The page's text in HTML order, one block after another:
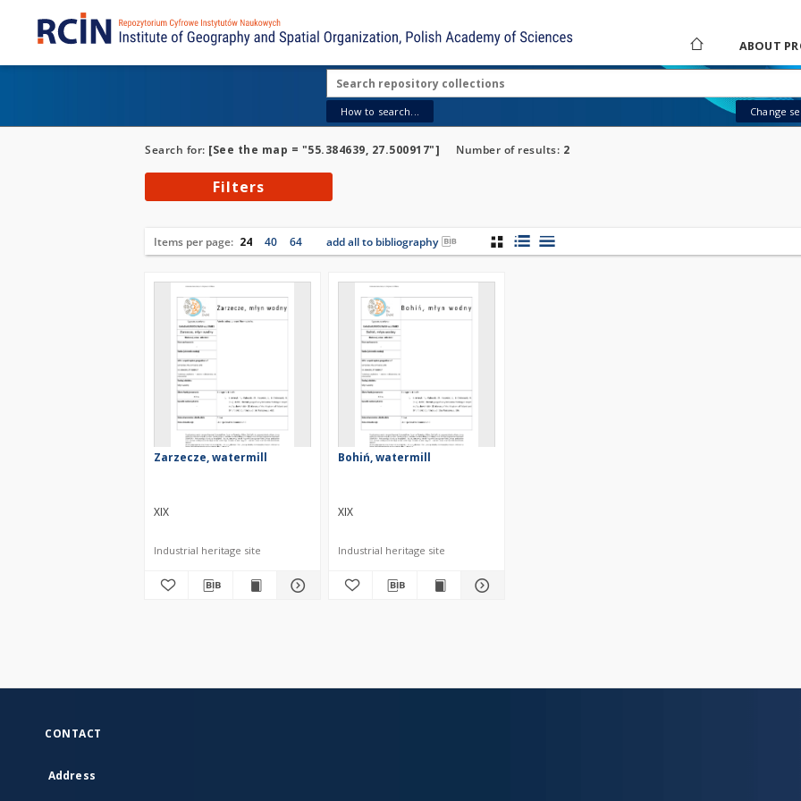
ABOUT
How to search... Change
Search for: [See the map = "55.384639, 27.500917"] Number of results: 2
Filters
Items per page: 24 40 64 add all to bibliography
Zarzecze, watermill
XIX
Industrial heritage site
Bohiń, watermill
XIX
Industrial heritage site
CONTACT
Address